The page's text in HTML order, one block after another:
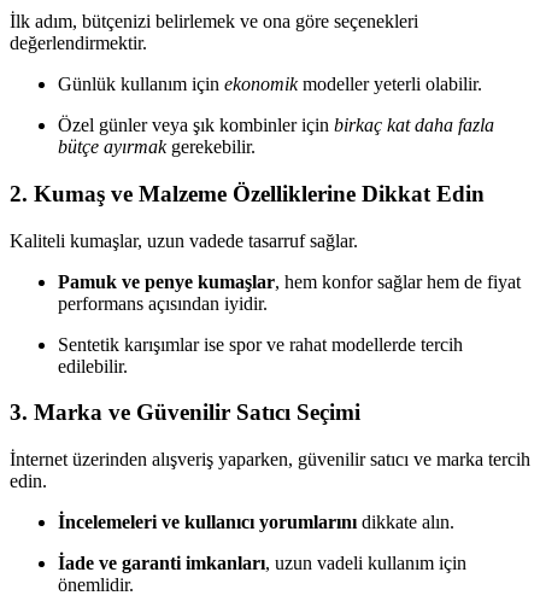
İlk adım, bütçenizi belirlemek ve ona göre seçenekleri
değerlendirmektir.
Günlük kullanım için ekonomikmodeller yeterli olabilir.
Özel günler veya şık kombinler için birkaç kat daha fazla
bütçe ayırmakgerekebilir.
2. Kumaş ve Malzeme Özelliklerine Dikkat Edin
Kaliteli kumaşlar, uzun vadede tasarruf sağlar.
Pamuk ve penye kumaşlar, hem konfor sağlar hem de fiyat
performans açısından iyidir.
Sentetik karışımlar ise spor ve rahat modellerde tercih
edilebilir.
3. Marka ve Güvenilir Satıcı Seçimi
İnternet üzerinden alışveriş yaparken, güvenilir satıcı ve marka tercih
edin.
İncelemeleri ve kullanıcı yorumlarını dikkate alın.
İade ve garanti imkanları, uzun vadeli kullanım için
önemlidir.